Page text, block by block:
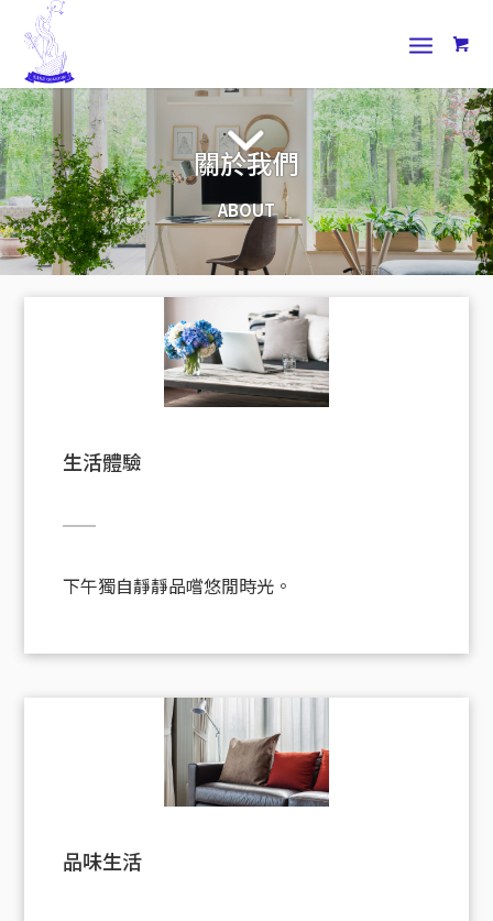
關於我們
ABOUT
生活體驗
下午獨自靜靜品嚐悠閒時光。
品味生活